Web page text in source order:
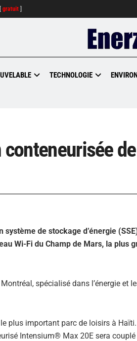
gratuit
TECHNOLOGIE
de stockage d’énergie
Wi-Fi du Champ de Mars, la plus
spécialisé dans l’énergie et
plus important parc de loisirs à
Intensium® Max 20E sera